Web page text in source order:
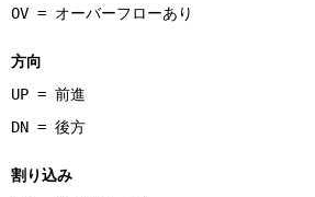
OV = オーバーフローあり
方向
UP = 前進
DN = 後方
割り込み